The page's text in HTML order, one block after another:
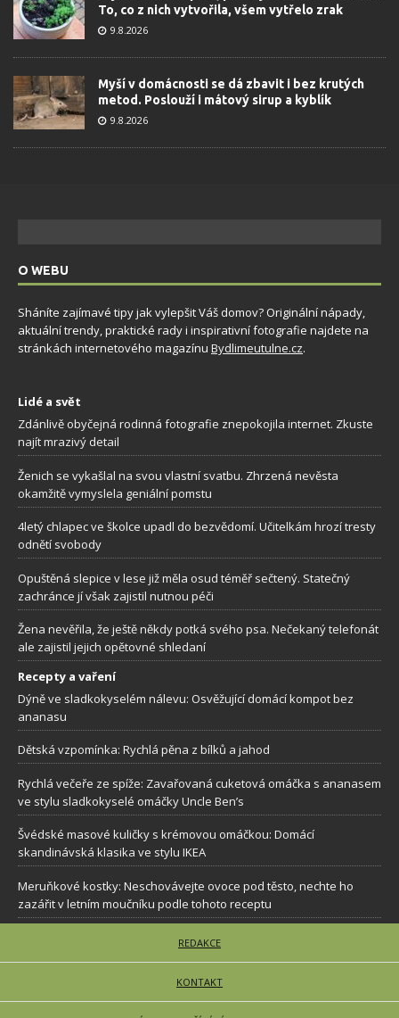
To, co z nich vytvořila, všem vytřelo zrak
9.8.2026
Myší v domácnosti se dá zbavit i bez krutých
metod. Poslouží i mátový sirup a kyblík
9.8.2026
O WEBU
Sháníte zajímavé tipy jak vylepšit Váš domov? Originální nápady,
aktuální trendy, praktické rady i inspirativní fotografie najdete na
stránkách internetového magazínu Bydlimeutulne.cz.
Lidé a svět
Zdánlivě obyčejná rodinná fotografie znepokojila internet. Zkuste
najít mrazivý detail
Ženich se vykašlal na svou vlastní svatbu. Zhrzená nevěsta
okamžitě vymyslela geniální pomstu
4letý chlapec ve školce upadl do bezvědomí. Učitelkám hrozí tresty
odnětí svobody
Opuštěná slepice v lese již měla osud téměř sečtený. Statečný
zachránce jí však zajistil nutnou péči
Žena nevěřila, že ještě někdy potká svého psa. Nečekaný telefonát
ale zajistil jejich opětovné shledaní
Recepty a vaření
Dýně ve sladkokyselém nálevu: Osvěžující domácí kompot bez
ananasu
Dětská vzpomínka: Rychlá pěna z bílků a jahod
Rychlá večeře ze spíže: Zavařovaná cuketová omáčka s ananasem
ve stylu sladkokyselé omáčky Uncle Ben’s
Švédské masové kuličky s krémovou omáčkou: Domácí
skandinávská klasika ve stylu IKEA
Meruňkové kostky: Neschovávejte ovoce pod těsto, nechte ho
zazářit v letním moučníku podle tohoto receptu
REDAKCE
KONTAKT